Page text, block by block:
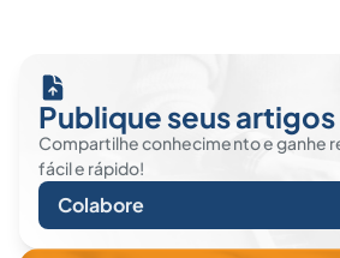
Publique seus artigos
Compartilhe conhecimento e ganhe
fácil e rápido!
Colabore